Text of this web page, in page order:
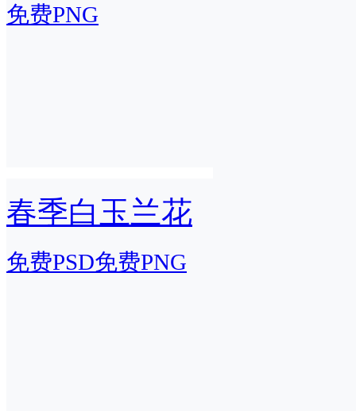
免费PNG
春季白玉兰花
免费PSD免费PNG